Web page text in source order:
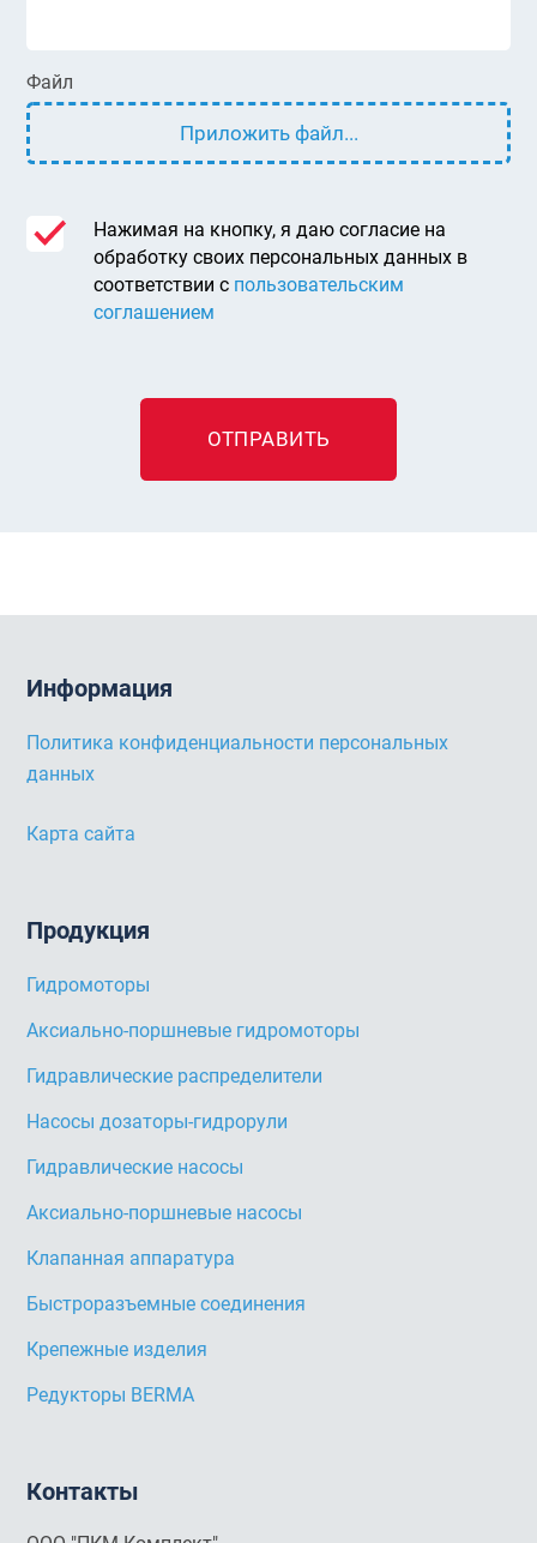
Файл
Приложить файл...
Нажимая на кнопку, я даю согласие на
обработку своих персональных данных в
соответствии с пользовательским
соглашением
ОТПРАВИТЬ
Информация
Политика конфиденциальности персональных
данных
Карта сайта
Продукция
Гидромоторы
Аксиально-поршневые гидромоторы
Гидравлические распределители
Насосы дозаторы-гидрорули
Гидравлические насосы
Аксиально-поршневые насосы
Клапанная аппаратура
Быстроразъемные соединения
Крепежные изделия
Редукторы BERMA
Контакты